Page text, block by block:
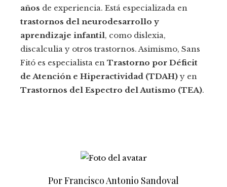
años de experiencia. Está especializada en
trastornos del neurodesarrollo y
aprendizaje infantil, como dislexia,
discalculia y otros trastornos. Asimismo, Sans
Fitó es especialista en Trastorno por Déficit
de Atención e Hiperactividad (TDAH) y en
Trastornos del Espectro del Autismo (TEA).
Por Francisco Antonio Sandoval